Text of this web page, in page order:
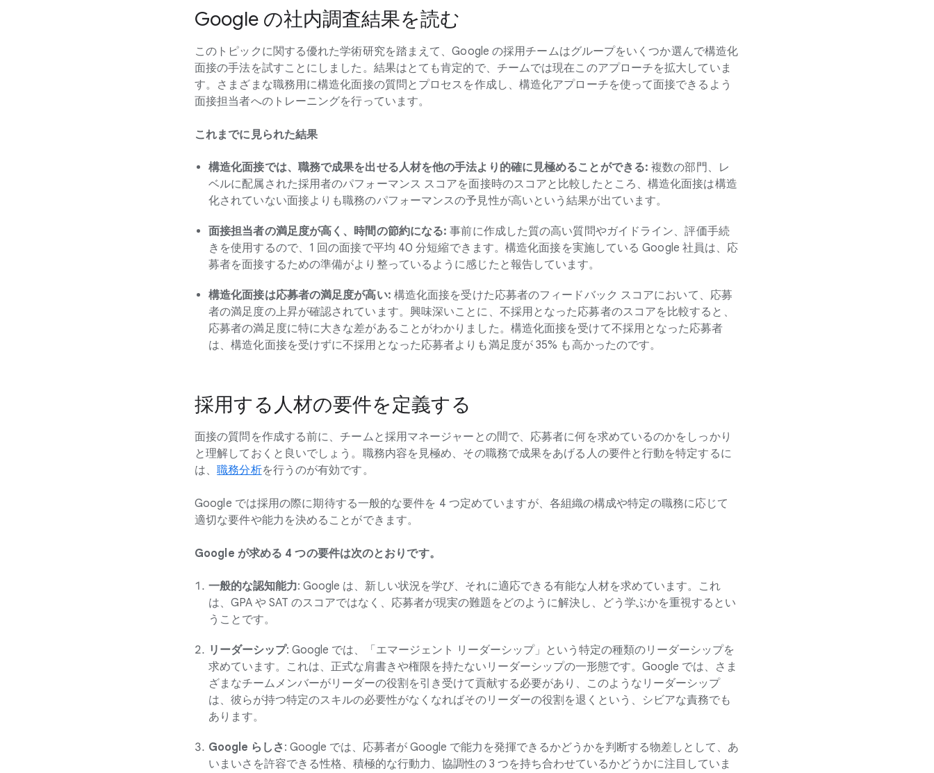
Google の社内調査結果を読む
このトピックに関する優れた学術研究を踏まえて、Google の採用チームはグループをいくつか選んで構造化
面接の手法を試すことにしました。結果はとても肯定的で、チームでは現在このアプローチを拡大していま
す。さまざまな職務用に構造化面接の質問とプロセスを作成し、構造化アプローチを使って面接できるよう
面接担当者へのトレーニングを行っています。
これまでに見られた結果
構造化面接では、職務で成果を出せる人材を他の手法より的確に見極めることができる: 複数の部門、レ
ベルに配属された採用者のパフォーマンス スコアを面接時のスコアと比較したところ、構造化面接は構造
化されていない面接よりも職務のパフォーマンスの予見性が高いという結果が出ています。
面接担当者の満足度が高く、時間の節約になる: 事前に作成した質の高い質問やガイドライン、評価手続
きを使用するので、1 回の面接で平均 40 分短縮できます。構造化面接を実施している Google 社員は、応
募者を面接するための準備がより整っているように感じたと報告しています。
構造化面接は応募者の満足度が高い: 構造化面接を受けた応募者のフィードバック スコアにおいて、応募
者の満足度の上昇が確認されています。興味深いことに、不採用となった応募者のスコアを比較すると、
応募者の満足度に特に大きな差があることがわかりました。構造化面接を受けて不採用となった応募者
は、構造化面接を受けずに不採用となった応募者よりも満足度が 35% も高かったのです。
採用する人材の要件を定義する
面接の質問を作成する前に、チームと採用マネージャーとの間で、応募者に何を求めているのかをしっかり
と理解しておくと良いでしょう。職務内容を見極め、その職務で成果をあげる人の要件と行動を特定するに
は、職務分析を行うのが有効です。
Google では採用の際に期待する一般的な要件を 4 つ定めていますが、各組織の構成や特定の職務に応じて
適切な要件や能力を決めることができます。
Google が求める 4 つの要件は次のとおりです。
一般的な認知能力: Google は、新しい状況を学び、それに適応できる有能な人材を求めています。これ
は、GPA や SAT のスコアではなく、応募者が現実の難題をどのように解決し、どう学ぶかを重視するとい
うことです。
リーダーシップ: Google では、「エマージェント リーダーシップ」という特定の種類のリーダーシップを
求めています。これは、正式な肩書きや権限を持たないリーダーシップの一形態です。Google では、さま
ざまなチームメンバーがリーダーの役割を引き受けて貢献する必要があり、このようなリーダーシップ
は、彼らが持つ特定のスキルの必要性がなくなればそのリーダーの役割を退くという、シビアな責務でも
あります。
Google らしさ: Google では、応募者が Google で能力を発揮できるかどうかを判断する物差しとして、あ
いまいさを許容できる性格、積極的な行動力、協調性の 3 つを持ち合わせているかどうかに注目していま